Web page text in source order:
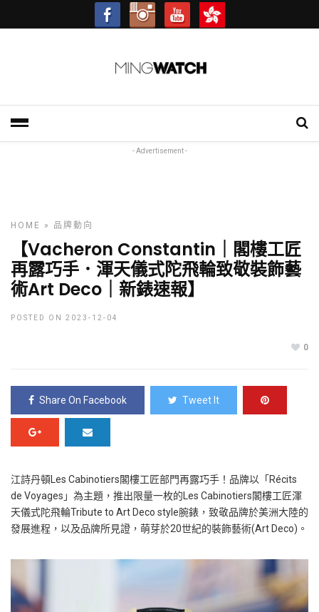
- Advertisement -
HOME » 品牌動向
【Vacheron Constantin｜閣樓工匠
再露巧手．渾天儀式陀飛輪致敬裝飾藝
術Art Deco｜新錶速報】
POSTED ON 2023-12-04
0
Share On Facebook Tweet It
江詩丹頓Les Cabinotiers閣樓工匠部門再露巧手！品牌以「Récits
de Voyages」為主題，推出限量一枚的Les Cabinotiers閣樓工匠渾
天儀式陀飛輪Tribute to Art Deco style腕錶，致敬品牌於美洲大陸的
發展進程，以及品牌所見證，萌芽於20世紀的裝飾藝術(Art Deco)。